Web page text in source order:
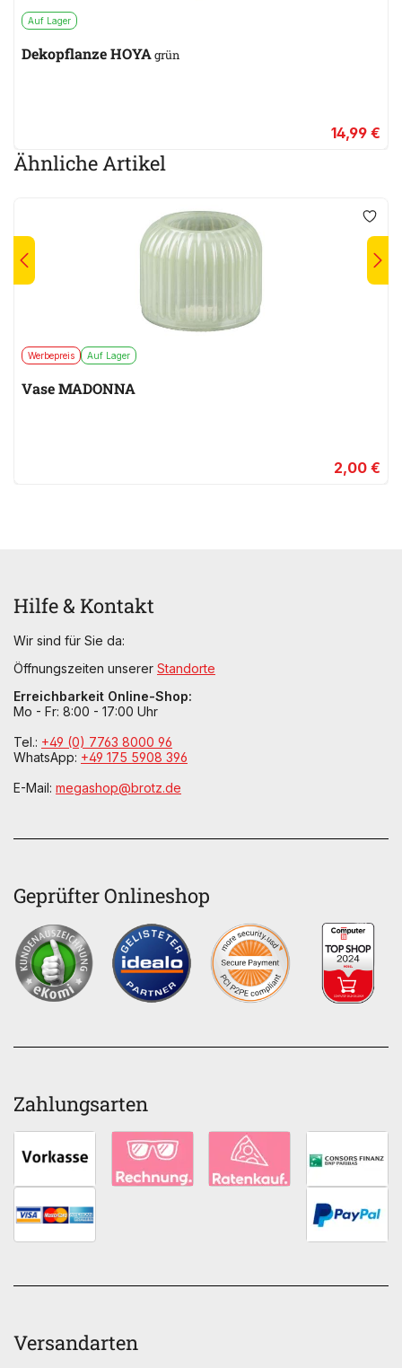
Auf Lager
Dekopflanze HOYAgrün
14,99 €
Ähnliche Artikel
Werbepreis Auf Lager
Vase MADONNA
2,00 €
Hilfe & Kontakt
Wir sind für Sie da:
Öffnungszeiten unserer Standorte
Erreichbarkeit Online-Shop:
Mo - Fr: 8:00 - 17:00 Uhr
Tel.: +49 (0) 7763 8000 96
WhatsApp: +49 175 5908 396
E-Mail: megashop@brotz.de
Geprüfter Onlineshop
Zahlungsarten
Versandarten